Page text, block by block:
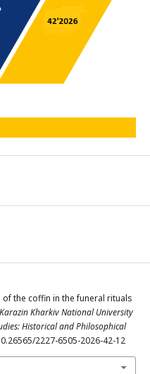
the coffin in the funeral rituals
Karazin Kharkiv National University
Historical and Philosophical
2227-6505-2026-42-12